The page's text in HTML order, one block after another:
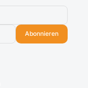
Abonnieren